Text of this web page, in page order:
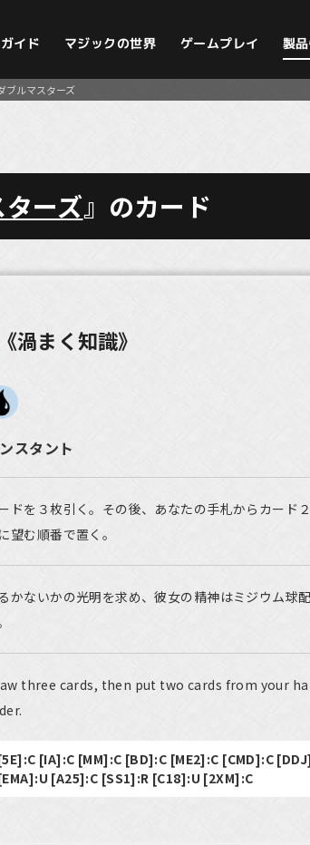
イド マジックの世界 ゲームプレイ 製
ブルマスターズ
ーズ』のカード
《渦まく知識》
スタント
ドを３枚引く。その後、あなたの手札からカード
望む順番で置く。
かないかの光明を求め、彼女の精神はミジウム球
three cards, then put two cards from your
[IA]:C [MM]:C [BD]:C [ME2]:C [CMD]:C
[A25]:C [SS1]:R [C18]:U [2XM]:C